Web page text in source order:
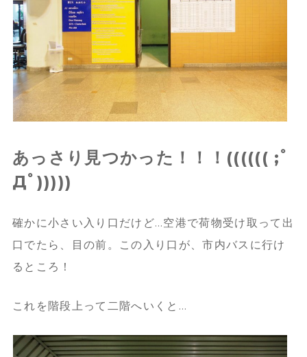
あっさり見つかった！！！(((((( ;ﾟ
Дﾟ)))))
確かに小さい入り口だけど…空港で荷物受け取って出
口でたら、目の前。この入り口が、市内バスに行け
るところ！
これを階段上って二階へいくと…